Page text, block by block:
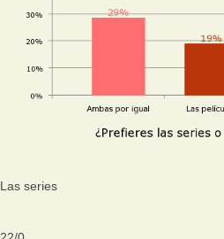
Las series